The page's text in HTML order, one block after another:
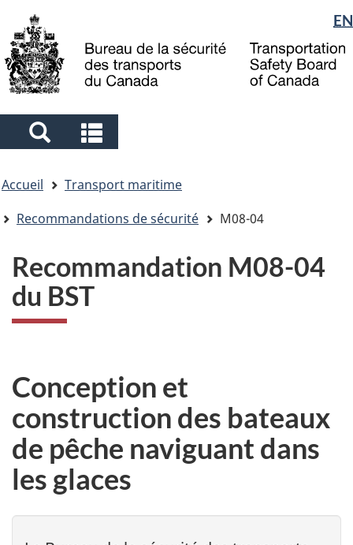
to
main
to
"About
government"
à
la
Sélection
de
la
langue
EN
Search
and
menus
and
menus
êtes
ici
Accueil
Transport maritime
Recommandations de sécurité
M08-04
Recommandation M08-04
du BST
Conception et
construction des bateaux
de pêche naviguant dans
les glaces